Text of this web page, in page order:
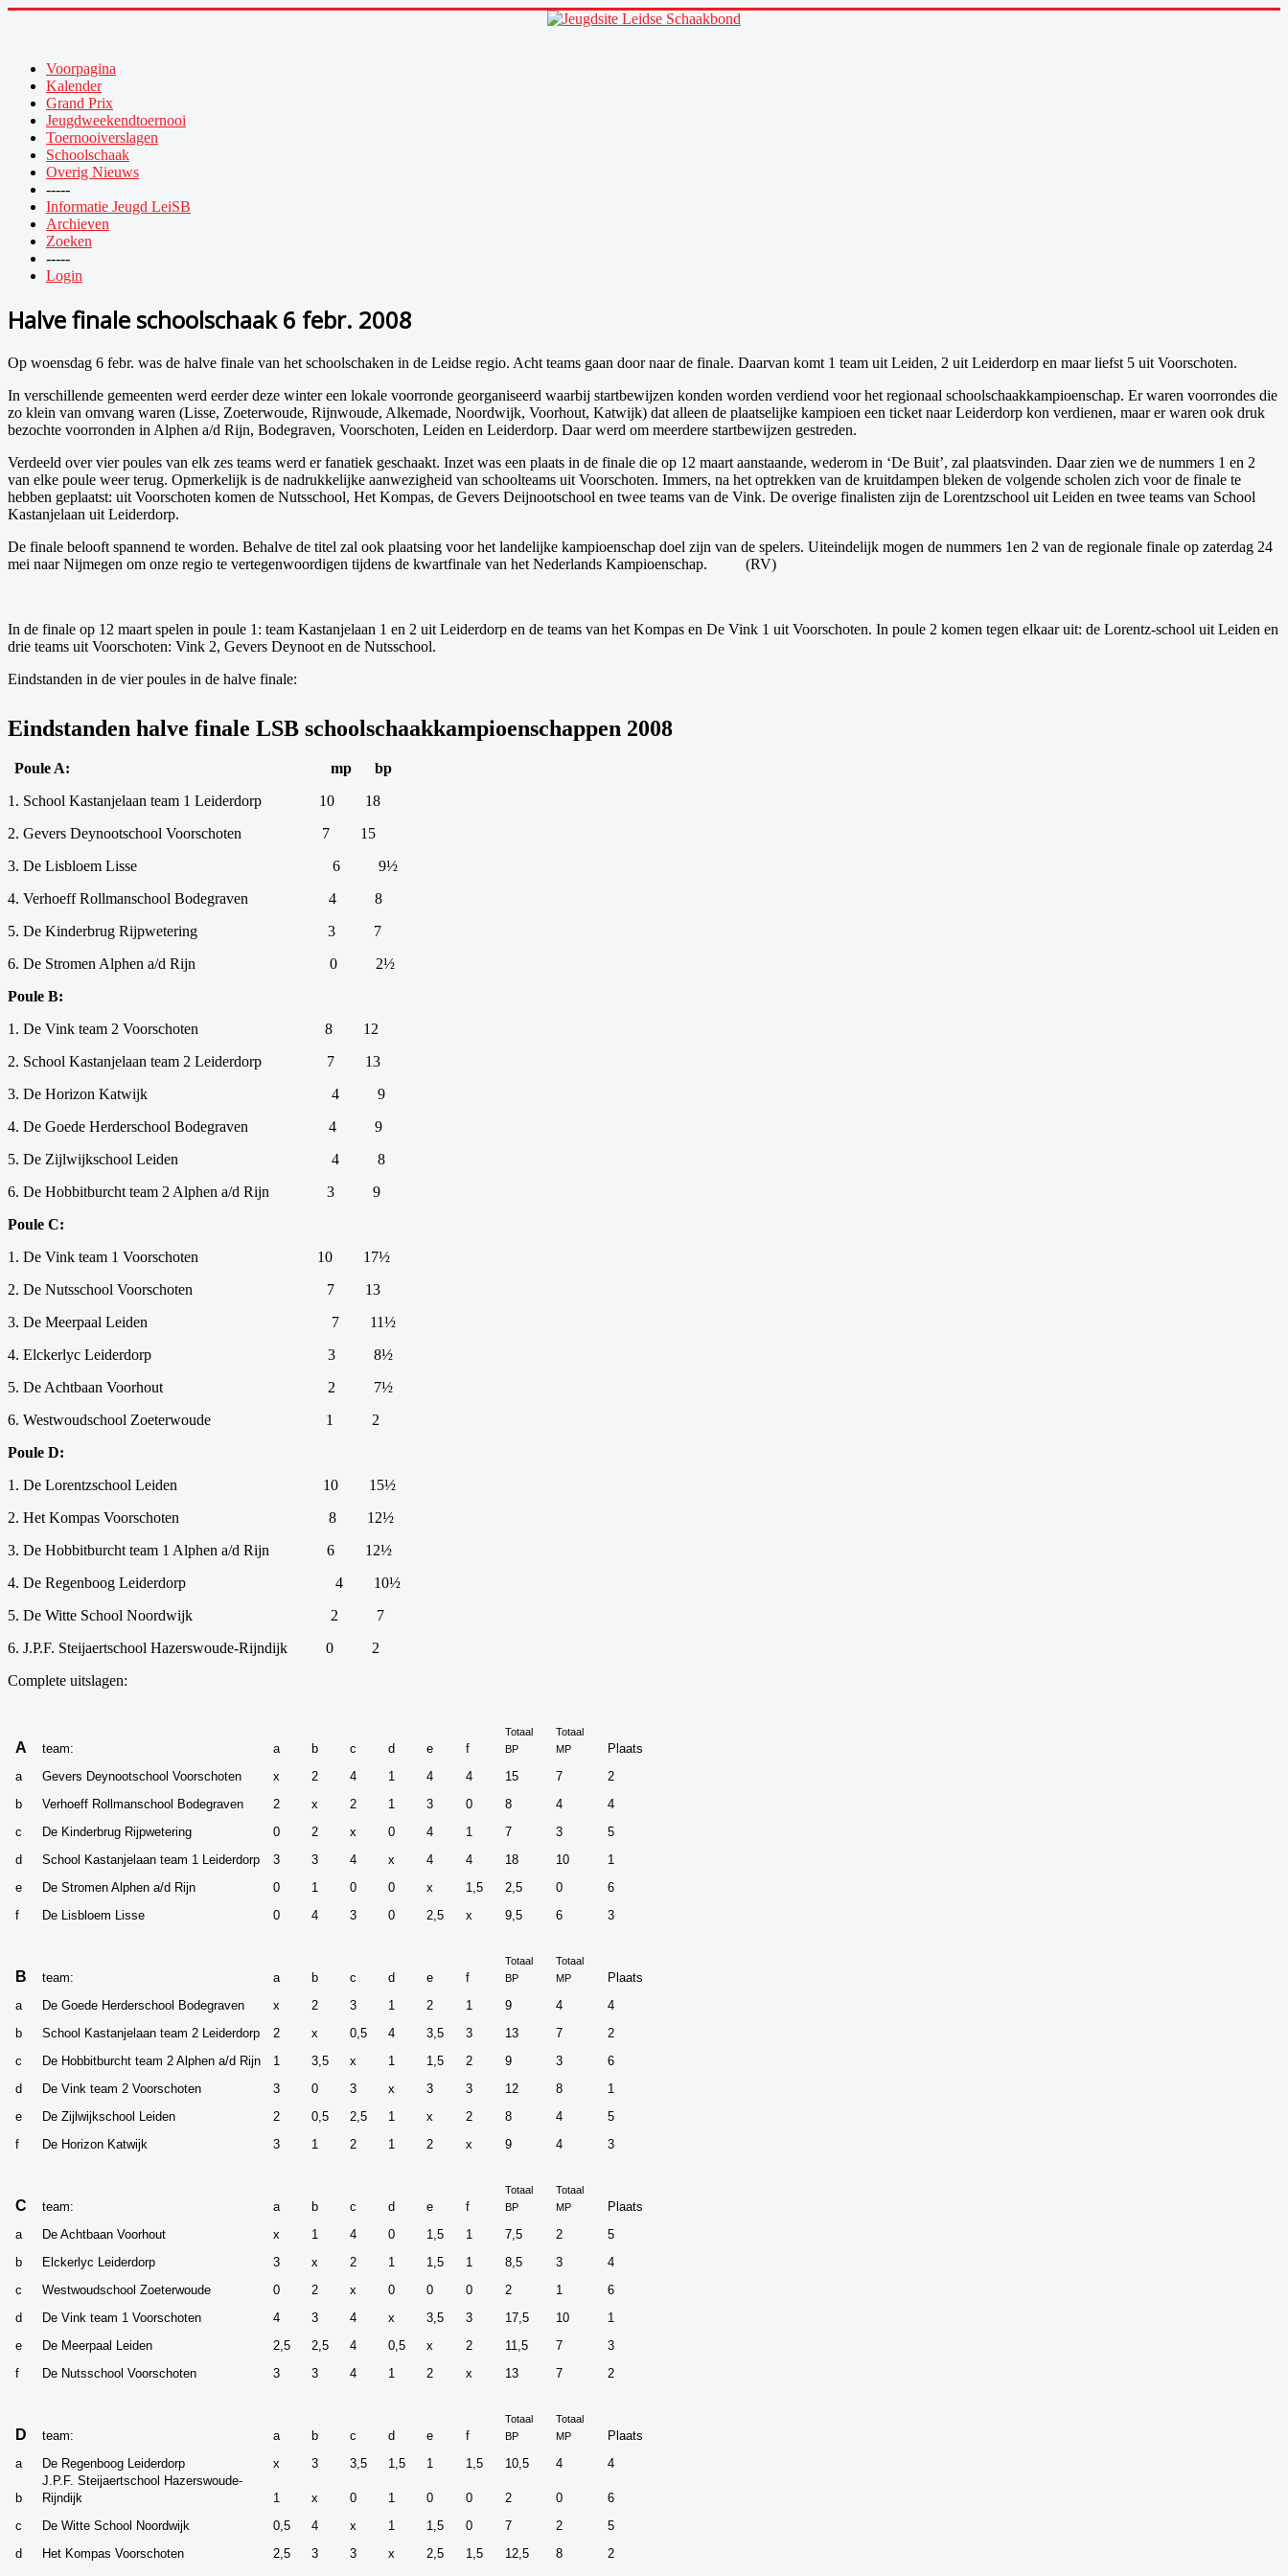
Voorpagina
Kalender
Grand Prix
Jeugdweekendtoernooi
Toernooiverslagen
Schoolschaak
Overig Nieuws
-----
Informatie Jeugd LeiSB
Archieven
Zoeken
-----
Login
Halve finale schoolschaak 6 febr. 2008
Op woensdag 6 febr. was de halve finale van het schoolschaken in de Leidse regio. Acht teams gaan door naar de finale. Daarvan komt 1 team uit Leiden, 2 uit Leiderdorp en maar liefst 5 uit Voorschoten.
In verschillende gemeenten werd eerder deze winter een lokale voorronde georganiseerd waarbij startbewijzen konden worden verdiend voor het regionaal schoolschaakkampioenschap. Er waren voorrondes die
zo klein van omvang waren (Lisse, Zoeterwoude, Rijnwoude, Alkemade, Noordwijk, Voorhout, Katwijk) dat alleen de plaatselijke kampioen een ticket naar Leiderdorp kon verdienen, maar er waren ook druk
bezochte voorronden in Alphen a/d Rijn, Bodegraven, Voorschoten, Leiden en Leiderdorp. Daar werd om meerdere startbewijzen gestreden.
Verdeeld over vier poules van elk zes teams werd er fanatiek geschaakt. Inzet was een plaats in de finale die op 12 maart aanstaande, wederom in ‘De Buit’, zal plaatsvinden. Daar zien we de nummers 1 en 2
van elke poule weer terug. Opmerkelijk is de nadrukkelijke aanwezigheid van schoolteams uit Voorschoten. Immers, na het optrekken van de kruitdampen bleken de volgende scholen zich voor de finale te
hebben geplaatst: uit Voorschoten komen de Nutsschool, Het Kompas, de Gevers Deijnootschool en twee teams van de Vink. De overige finalisten zijn de Lorentzschool uit Leiden en twee teams van School
Kastanjelaan uit Leiderdorp.
De finale belooft spannend te worden. Behalve de titel zal ook plaatsing voor het landelijke kampioenschap doel zijn van de spelers. Uiteindelijk mogen de nummers 1en 2 van de regionale finale op zaterdag 24
mei naar Nijmegen om onze regio te vertegenwoordigen tijdens de kwartfinale van het Nederlands Kampioenschap.
(RV)
In de finale op 12 maart spelen in poule 1: team Kastanjelaan 1 en 2 uit Leiderdorp en de teams van het Kompas en De Vink 1 uit Voorschoten. In poule 2 komen tegen elkaar uit: de Lorentz-school uit Leiden en
drie teams uit Voorschoten: Vink 2, Gevers Deynoot en de Nutsschool.
Eindstanden in de vier poules in de halve finale:
Eindstanden halve finale LSB schoolschaakkampioenschappen 2008
Poule A: mp
bp
1. School Kastanjelaan team 1 Leiderdorp
10
18
2. Gevers Deynootschool Voorschoten
7
15
3. De Lisbloem Lisse
6
9½
4. Verhoeff Rollmanschool Bodegraven
4
8
5. De Kinderbrug Rijpwetering
3
7
6. De Stromen Alphen a/d Rijn
0
2½
Poule B:
1. De Vink team 2 Voorschoten
8
12
2. School Kastanjelaan team 2 Leiderdorp
7
13
3. De Horizon Katwijk
4
9
4. De Goede Herderschool Bodegraven
4
9
5. De Zijlwijkschool Leiden
4
8
6. De Hobbitburcht team 2 Alphen a/d Rijn
3
9
Poule C:
1. De Vink team 1 Voorschoten
10
17½
2. De Nutsschool Voorschoten
7
13
3. De Meerpaal Leiden
7
11½
4. Elckerlyc Leiderdorp
3
8½
5. De Achtbaan Voorhout
2
7½
6. Westwoudschool Zoeterwoude
1
2
Poule D:
1. De Lorentzschool Leiden
10
15½
2. Het Kompas Voorschoten
8
12½
3. De Hobbitburcht team 1 Alphen a/d Rijn
6
12½
4. De Regenboog Leiderdorp
4
10½
5. De Witte School Noordwijk
2
7
6. J.P.F. Steijaertschool Hazerswoude-Rijndijk
0
2
Complete uitslagen:
A team: a b c d e f
Totaal
BP
Totaal
MP
Plaats
a
Gevers Deynootschool Voorschoten x 2 4 1 4 4 15 7
2
b
Verhoeff Rollmanschool Bodegraven 2 x 2 1 3 0 8 4
4
c
De Kinderbrug Rijpwetering 0 2 x 0 4 1 7 3
5
d
School Kastanjelaan team 1 Leiderdorp 3 3 4 x 4 4 18 10
1
e
De Stromen Alphen a/d Rijn 0 1 0 0 x 1,5 2,5 0
6
f
De Lisbloem Lisse 0 4 3 0 2,5 x 9,5 6 3
B team: a b c d e f
Totaal
BP
Totaal
MP
Plaats
a
De Goede Herderschool Bodegraven x 2 3 1 2 1 9 4
4
b
School Kastanjelaan team 2 Leiderdorp 2 x 0,5 4 3,5 3 13 7
2
c
De Hobbitburcht team 2 Alphen a/d Rijn 1 3,5 x 1 1,5 2 9 3
6
d
De Vink team 2 Voorschoten 3 0 3 x 3 3 12 8
1
e
De Zijlwijkschool Leiden 2 0,5 2,5 1 x 2 8 4
5
f
De Horizon Katwijk 3 1 2 1 2 x 9 4 3
C team: a b c d e f
Totaal
BP
Totaal
MP
Plaats
a
De Achtbaan Voorhout x 1 4 0 1,5 1 7,5 2
5
b
Elckerlyc Leiderdorp 3 x 2 1 1,5 1 8,5 3
4
c
Westwoudschool Zoeterwoude 0 2 x 0 0 0 2 1
6
d
De Vink team 1 Voorschoten 4 3 4 x 3,5 3 17,5 10
1
e
De Meerpaal Leiden 2,5 2,5 4 0,5 x 2 11,5 7
3
f
De Nutsschool Voorschoten 3 3 4 1 2 x 13 7 2
D team: a b c d e f
Totaal
BP
Totaal
MP
Plaats
a
De Regenboog Leiderdorp x 3 3,5 1,5 1 1,5 10,5 4 4
b
J.P.F. Steijaertschool Hazerswoude-
Rijndijk
1 x 0 1 0 0 2 0
6
c
De Witte School Noordwijk 0,5 4 x 1 1,5 0 7 2
5
d
Het Kompas Voorschoten 2,5 3 3 x 2,5 1,5 12,5 8
2